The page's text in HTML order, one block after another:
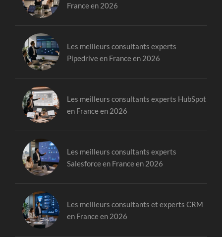
France en 2026
Les meilleurs consultants experts
Pipedrive en France en 2026
Les meilleurs consultants experts HubSpot
en France en 2026
Les meilleurs consultants experts
Salesforce en France en 2026
Les meilleurs consultants et experts CRM
en France en 2026